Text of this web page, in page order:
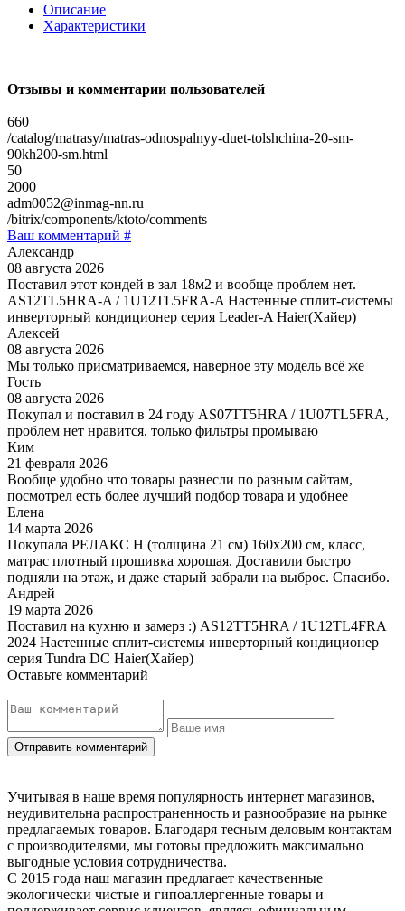
Описание
Характеристики
Отзывы и комментарии пользователей
660
/catalog/matrasy/matras-odnospalnyy-duet-tolshchina-20-sm-
90kh200-sm.html
50
2000
adm0052@inmag-nn.ru
/bitrix/components/ktoto/comments
Ваш комментарий #
Александр
08 августа 2026
Поставил этот кондей в зал 18м2 и вообще проблем нет.
AS12TL5HRA-A / 1U12TL5FRA-A Настенные сплит-системы
инверторный кондиционер серия Leader-A Haier(Хайер)
Алексей
08 августа 2026
Мы только присматриваемся, наверное эту модель всё же
Гость
08 августа 2026
Покупал и поставил в 24 году AS07TT5HRA / 1U07TL5FRA,
проблем нет нравится, только фильтры промываю
Ким
21 февраля 2026
Вообще удобно что товары разнесли по разным сайтам,
посмотрел есть более лучший подбор товара и удобнее
Елена
14 марта 2026
Покупала РЕЛАКС Н (толщина 21 см) 160х200 см, класс,
матрас плотный прошивка хорошая. Доставили быстро
подняли на этаж, и даже старый забрали на выброс. Спасибо.
Андрей
19 марта 2026
Поставил на кухню и замерз :) AS12TT5HRA / 1U12TL4FRA
2024 Настенные сплит-системы инверторный кондиционер
серия Tundra DC Haier(Хайер)
Оставьте комментарий
Учитывая в наше время популярность интернет магазинов,
неудивительна распространенность и разнообразие на рынке
предлагаемых товаров. Благодаря тесным деловым контактам
с производителями, мы готовы предложить максимально
выгодные условия сотрудничества.
С 2015 года наш магазин предлагает качественные
экологически чистые и гипоаллергенные товары и